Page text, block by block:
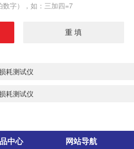
字），如：三加四=7
耗测试仪
耗测试仪
中心 网站导航